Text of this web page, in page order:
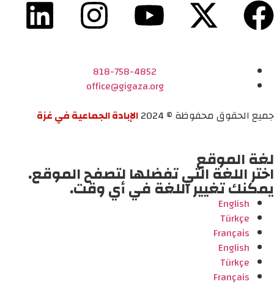
818-758-4852
office@gigaza.org
جميع الحقوق محفوظة © 2024
الإبادة الجماعية في غزة
لغة الموقع
اختر اللغة التي تفضلها لتصفح الموقع.
يمكنك تغيير اللغة في أي وقت.
English
Türkçe
Français
English
Türkçe
Français